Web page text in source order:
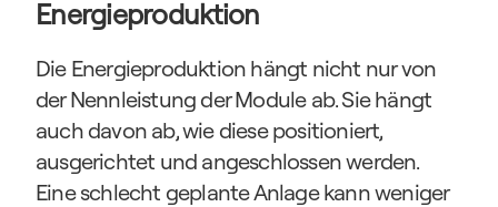
Energieproduktion
Die Energieproduktion hängt nicht nur von
der Nennleistung der Module ab. Sie hängt
auch davon ab, wie diese positioniert,
ausgerichtet und angeschlossen werden.
Eine schlecht geplante Anlage kann weniger